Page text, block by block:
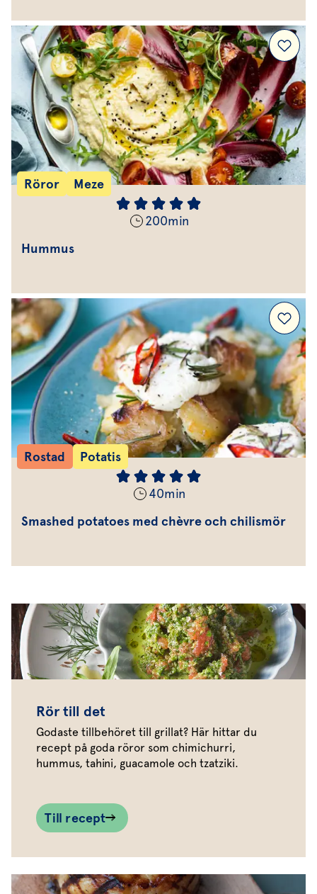
Röror Meze
200min
Hummus
Rostad Potatis
40min
Smashed potatoes med chèvre och chilismör
Rör till det
Godaste tillbehöret till grillat? Här hittar du
recept på goda röror som chimichurri,
hummus, tahini, guacamole och tzatziki.
Till recept